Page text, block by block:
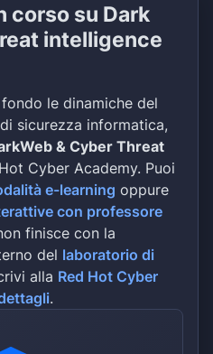
corso su Dark
intelligence
le dinamiche del
sicurezza informatica,
& Cyber Threat
Cyber Academy. Puoi
e-learning oppure
con professore
finisce con la
del laboratorio di
alla Red Hot Cyber
.